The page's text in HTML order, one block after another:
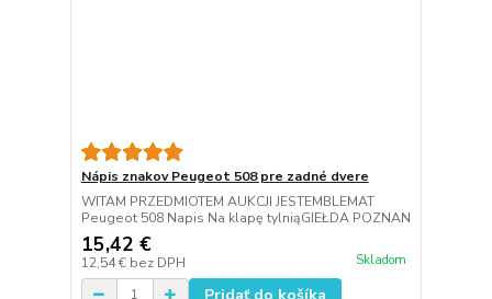
Nápis znakov Peugeot 508 pre zadné dvere
WITAM PRZEDMIOTEM AUKCJI JESTEMBLEMAT
Peugeot 508 Napis Na klapę tylniąGIEŁDA POZNAN
15,42 €
12,54 € bez DPH Skladom